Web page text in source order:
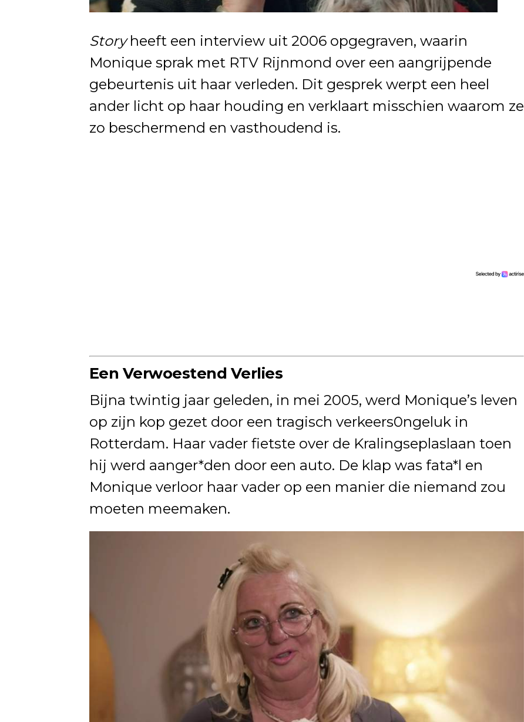
Storyheeft een interview uit 2006 opgegraven, waarin
Monique sprak met RTV Rijnmond over een aangrijpende
gebeurtenis uit haar verleden. Dit gesprek werpt een heel
ander licht op haar houding en verklaart misschien waarom ze
zo beschermend en vasthoudend is.
Een Verwoestend Verlies
Bijna twintig jaar geleden, in mei 2005, werd Monique’s leven
op zijn kop gezet door een tragisch verkeers0ngeluk in
Rotterdam. Haar vader fietste over de Kralingseplaslaan toen
hij werd aanger*den door een auto. De klap was fata*l en
Monique verloor haar vader op een manier die niemand zou
moeten meemaken.